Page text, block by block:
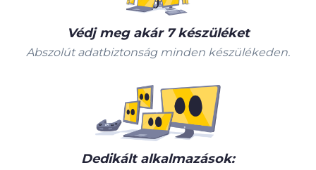
Védj meg akár 7 készüléket
Abszolút adatbiztonság minden készülékeden.
Dedikált alkalmazások: